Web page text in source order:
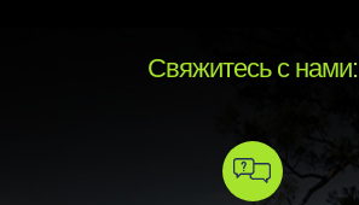
Свяжитесь с нами: